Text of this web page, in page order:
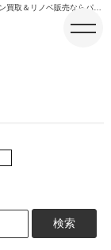
Heima-Urban Mix｜リノベーション施工事例 | 東京都心型マンション買取＆リノベ販売ならパックシステム
検索